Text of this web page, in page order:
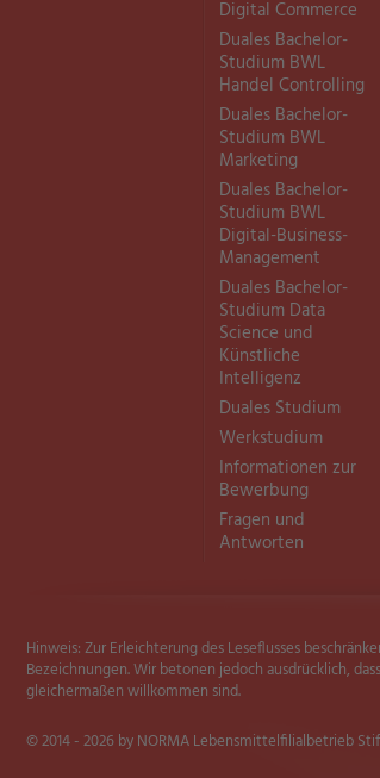
Digital Commerce
Duales Bachelor-
Studium BWL
Handel Controlling
Duales Bachelor-
Studium BWL
Marketing
Duales Bachelor-
Studium BWL
Digital-Business-
Management
Duales Bachelor-
Studium Data
Science und
Künstliche
Intelligenz
Duales Studium
Werkstudium
Informationen zur
Bewerbung
Fragen und
Antworten
Hinweis: Zur Erleichterung des Leseflusses
Bezeichnungen. Wir betonen jedoch ausdrücklich,
gleichermaßen willkommen sind.
© 2014 - 2026 by NORMA Lebensmittelfilialbetrieb